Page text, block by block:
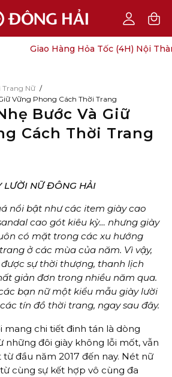
My
Account
Giao Hàng Hỏa Tốc (4H) Nội Thành
Trang Nữ /
Vững Phong Cách Thời Trang
Bước Và Giữ
Cách Thời Trang
LƯỜI NỮ ĐÔNG HẢI
nổi bật như các item giày cao
cao gót kiêu kỳ… nhưng giày
có mặt trong các xu hướng
ở các mùa của năm. Vì vậy,
sự thời thượng, thanh lịch
giản đơn trong nhiều năm qua.
bạn nữ một kiểu mẫu giày lười
tín đồ thời trang, ngay sau đây.
mang chi tiết đinh tán là dòng
những đôi giày không lỗi mốt, vẫn
đầu năm 2017 đến nay. Nét nữ
cùng sự kết hợp vô cùng đa